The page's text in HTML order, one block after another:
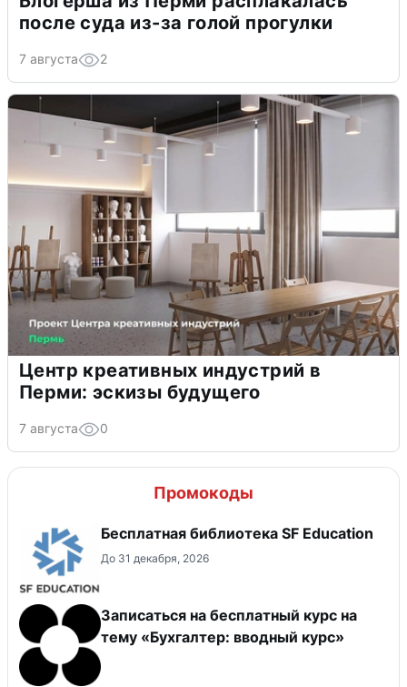
после суда из-за голой прогулки
7 августа 2
Центр креативных индустрий в
Перми: эскизы будущего
7 августа 0
Промокоды
Бесплатная библиотека SF Education
До 31 декабря, 2026
Записаться на бесплатный курс на
тему «Бухгалтер: вводный курс»